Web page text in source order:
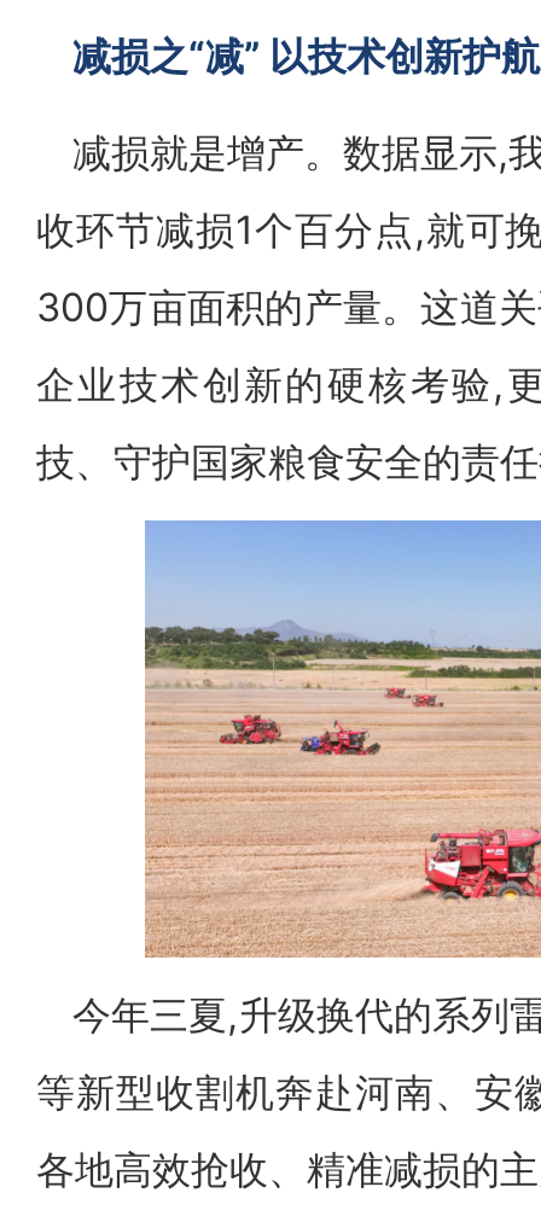
减损之“减” 以技术创新护
减损就是增产。数据显示,
收环节减损1个百分点,就可
300万亩面积的产量。这道
企业技术创新的硬核考验,
技、守护国家粮食安全的责
今年三夏,升级换代的系列
等新型收割机奔赴河南、安
各地高效抢收、精准减损的